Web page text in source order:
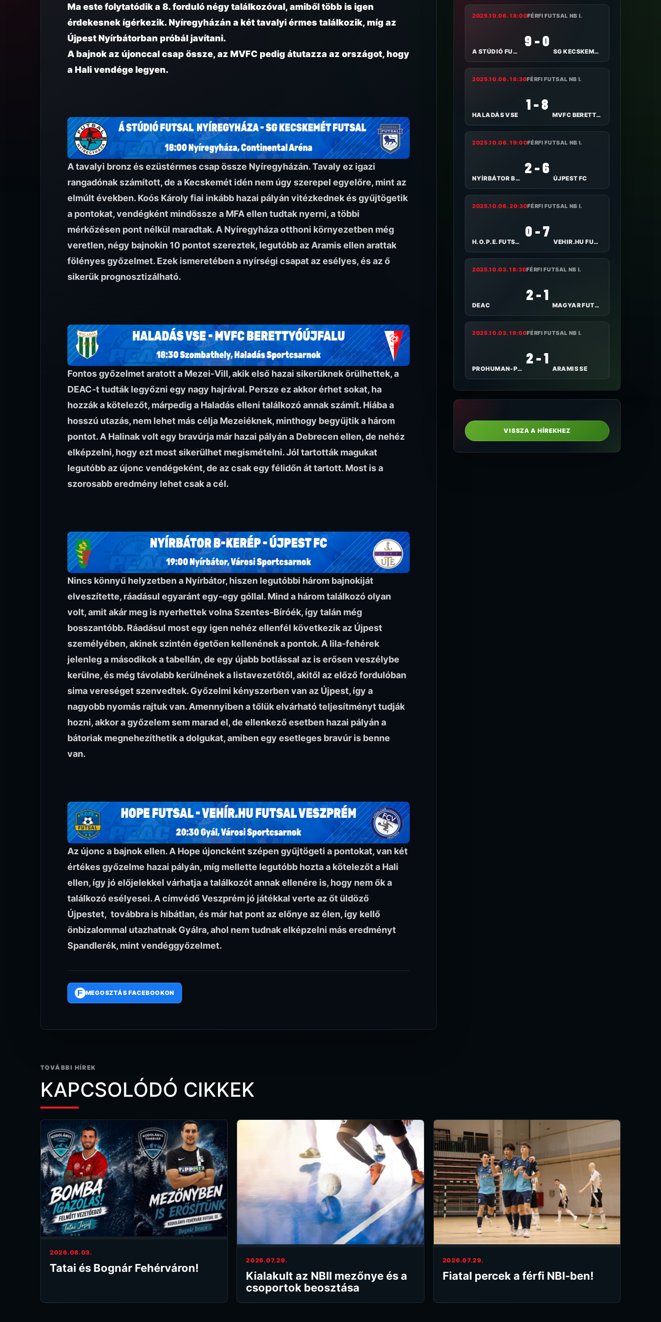
Ma este folytatódik a 8. forduló négy találkozóval, amiből több is igen
érdekesnek ígérkezik. Nyíregyházán a két tavalyi érmes találkozik, míg az
Újpest Nyírbátorban próbál javítani.
A bajnok az újonccal csap össze, az MVFC pedig átutazza az országot, hogy
a Hali vendége legyen.
A tavalyi bronz és ezüstérmes csap össze Nyíregyházán. Tavaly ez igazi
rangadónak számított, de a Kecskemét idén nem úgy szerepel egyelőre, mint az
elmúlt években. Koós Károly fiai inkább hazai pályán vitézkednek és gyűjtögetik
a pontokat, vendégként mindössze a MFA ellen tudtak nyerni, a többi
mérkőzésen pont nélkül maradtak. A Nyíregyháza otthoni környezetben még
veretlen, négy bajnokin 10 pontot szereztek, legutóbb az Aramis ellen arattak
fölényes győzelmet. Ezek ismeretében a nyírségi csapat az esélyes, és az ő
sikerük prognosztizálható.
Fontos győzelmet aratott a Mezei-Vill, akik első hazai sikerüknek örülhettek, a
DEAC-t tudták legyőzni egy nagy hajrával. Persze ez akkor érhet sokat, ha
hozzák a kötelezőt, márpedig a Haladás elleni találkozó annak számít. Hiába a
hosszú utazás, nem lehet más célja Mezeiéknek, minthogy begyűjtik a három
pontot. A Halinak volt egy bravúrja már hazai pályán a Debrecen ellen, de nehéz
elképzelni, hogy ezt most sikerülhet megismételni. Jól tartották magukat
legutóbb az újonc vendégeként, de az csak egy félidőn át tartott. Most is a
szorosabb eredmény lehet csak a cél.
Nincs könnyű helyzetben a Nyírbátor, hiszen legutóbbi három bajnokiját
elveszítette, ráadásul egyaránt egy-egy góllal. Mind a három találkozó olyan
volt, amit akár meg is nyerhettek volna Szentes-Bíróék, így talán még
bosszantóbb. Ráadásul most egy igen nehéz ellenfél következik az Újpest
személyében, akinek szintén égetően kellenének a pontok. A lila-fehérek
jelenleg a másodikok a tabellán, de egy újabb botlással az is erősen veszélybe
kerülne, és még távolabb kerülnének a listavezetőtől, akitől az előző fordulóban
sima vereséget szenvedtek. Győzelmi kényszerben van az Újpest, így a
nagyobb nyomás rajtuk van. Amennyiben a tőlük elvárható teljesítményt tudják
hozni, akkor a győzelem sem marad el, de ellenkező esetben hazai pályán a
bátoriak megnehezíthetik a dolgukat, amiben egy esetleges bravúr is benne
van.
Az újonc a bajnok ellen. A Hope újoncként szépen gyűjtögeti a pontokat, van két
értékes győzelme hazai pályán, míg mellette legutóbb hozta a kötelezőt a Hali
ellen, így jó előjelekkel várhatja a találkozót annak ellenére is, hogy nem ők a
találkozó esélyesei. A címvédő Veszprém jó játékkal verte az őt üldöző
Újpestet, továbbra is hibátlan, és már hat pont az előnye az élen, így kellő
önbizalommal utazhatnak Gyálra, ahol nem tudnak elképzelni más eredményt
Spandlerék, mint vendéggyőzelmet.
F MEGOSZTÁS FACEBOOKON
2025.10.06. 18:00FÉRFI FUTSAL NB I.
A STÚDIÓ FUTSAL NYÍREGYHÁZA
9 - 0
SG KECSKEMÉT FUTSAL
2025.10.06. 18:30FÉRFI FUTSAL NB I.
HALADÁS VSE
1 - 8
MVFC BERETTYÓÚJFALU
2025.10.06. 19:00FÉRFI FUTSAL NB I.
NYÍRBÁTOR B-KERÉP
2 - 6
ÚJPEST FC
2025.10.06. 20:30FÉRFI FUTSAL NB I.
H.O.P.E. FUTSAL-ALPASSPORT
0 - 7
VEHIR.HU FUTSAL VESZPRÉM
2025.10.03. 18:30FÉRFI FUTSAL NB I.
DEAC
2 - 1
MAGYAR FUTSAL AKADÉMIA
2025.10.03. 19:00FÉRFI FUTSAL NB I.
PROHUMAN-PTE-PEAC
2 - 1
ARAMIS SE
VISSZA A HÍREKHEZ
TOVÁBBI HÍREK
KAPCSOLÓDÓ CIKKEK
2026.08.03.
Tatai és Bognár Fehérváron!
2026.07.29.
Kialakult az NBII mezőnye és a
csoportok beosztása
2026.07.29.
Fiatal percek a férfi NBI-ben!